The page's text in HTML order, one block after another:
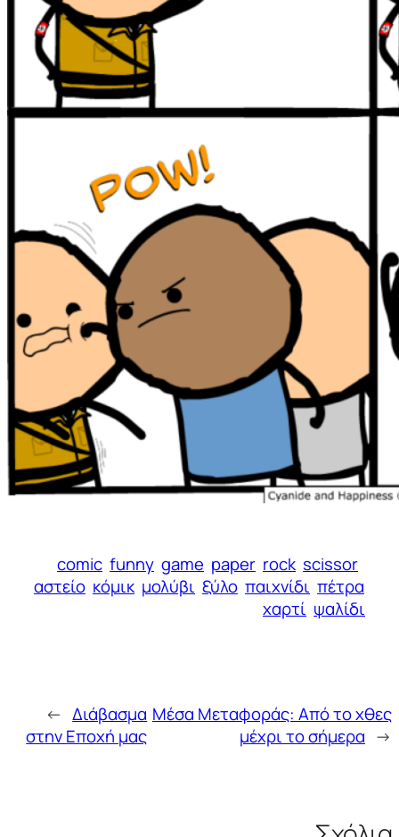
comic funny game paper rock scissor
αστείο κόμικ μολύβι ξύλο παιχνίδι πέτρα
χαρτί ψαλίδι
← Διάβασμα
στην Εποχή μας
Μέσα Μεταφοράς: Από το χθες
μέχρι το σήμερα →